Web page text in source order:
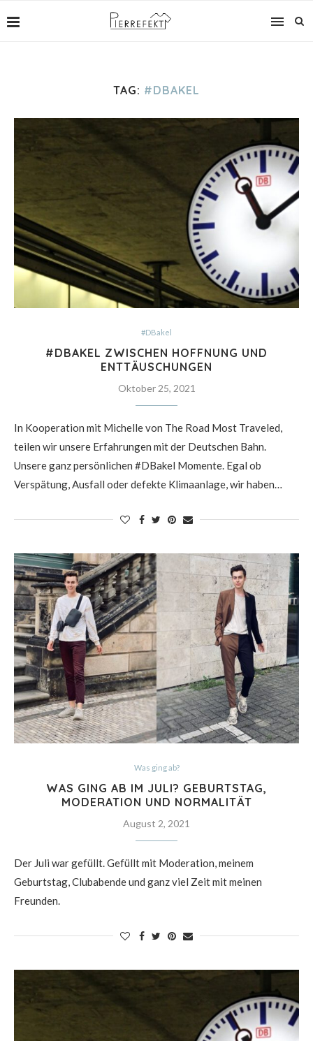
TAG: #DBAKEL
#DBakel
#DBAKEL ZWISCHEN HOFFNUNG UND
ENTTÄUSCHUNGEN
Oktober 25, 2021
In Kooperation mit Michelle von The Road Most Traveled,
teilen wir unsere Erfahrungen mit der Deutschen Bahn.
Unsere ganz persönlichen #DBakel Momente. Egal ob
Verspätung, Ausfall oder defekte Klimaanlage, wir haben…
Was ging ab?
WAS GING AB IM JULI? GEBURTSTAG,
MODERATION UND NORMALITÄT
August 2, 2021
Der Juli war gefüllt. Gefüllt mit Moderation, meinem
Geburtstag, Clubabende und ganz viel Zeit mit meinen
Freunden.